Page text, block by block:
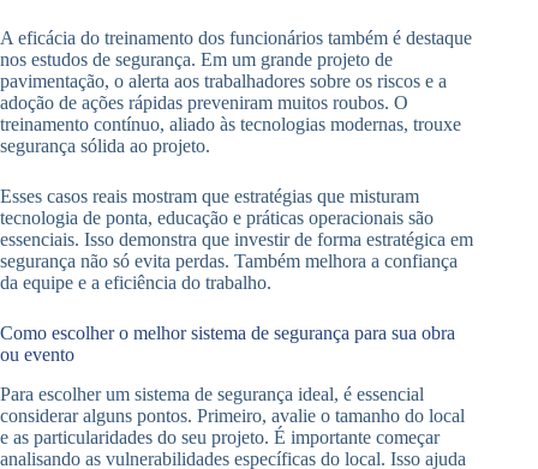
A eficácia do treinamento dos funcionários também é destaque
nos estudos de segurança. Em um grande projeto de
pavimentação, o alerta aos trabalhadores sobre os riscos e a
adoção de ações rápidas preveniram muitos roubos. O
treinamento contínuo, aliado às tecnologias modernas, trouxe
segurança sólida ao projeto.
Esses casos reais mostram que estratégias que misturam
tecnologia de ponta, educação e práticas operacionais são
essenciais. Isso demonstra que investir de forma estratégica em
segurança não só evita perdas. Também melhora a confiança
da equipe e a eficiência do trabalho.
Como escolher o melhor sistema de segurança para sua obra
ou evento
Para escolher um sistema de segurança ideal, é essencial
considerar alguns pontos. Primeiro, avalie o tamanho do local
e as particularidades do seu projeto. É importante começar
analisando as vulnerabilidades específicas do local. Isso ajuda